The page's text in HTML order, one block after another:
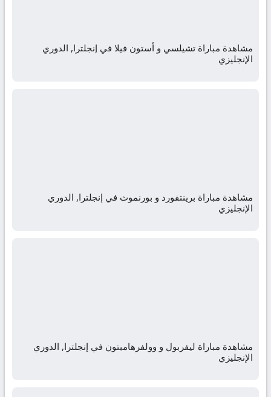
مشاهدة مباراة تشيلسي و أستون فيلا في إنجلترا, الدوري
الإنجليزي
مشاهدة مباراة برينتفورد و بورنموث في إنجلترا, الدوري
الإنجليزي
مشاهدة مباراة ليفربول و وولفرهامبتون في إنجلترا, الدوري
الإنجليزي